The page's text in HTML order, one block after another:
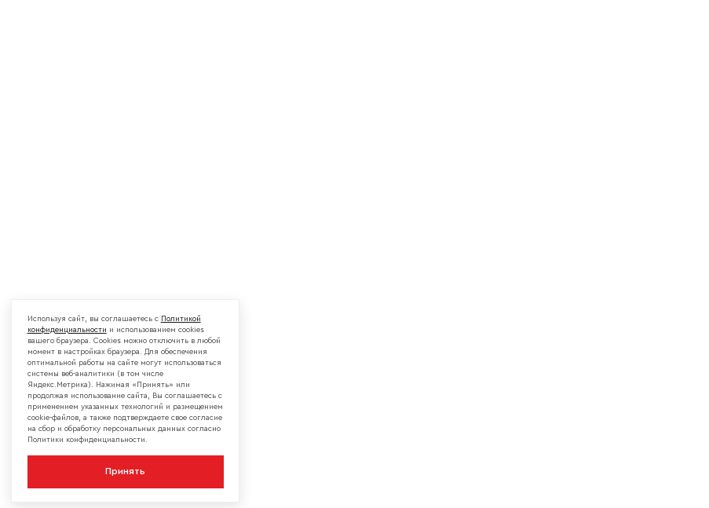
Используя сайт, вы соглашаетесь с Политикой
конфиденциальности и использованием cookies
вашего браузера. Cookies можно отключить в любой
момент в настройках браузера. Для обеспечения
оптимальной работы на сайте могут использоваться
системы веб-аналитики (в том числе
Яндекс.Метрика). Нажимая «Принять» или
продолжая использование сайта, Вы соглашаетесь с
применением указанных технологий и размещением
cookie-файлов, а также подтверждаете свое согласие
на сбор и обработку персональных данных согласно
Политики конфиденциальности.
Принять